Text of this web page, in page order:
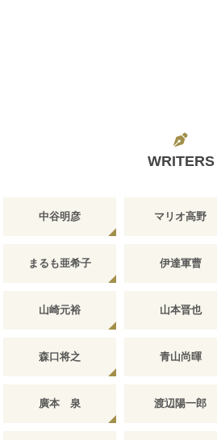
WRITERS
中谷明彦 マリオ高野
まるも亜希子 伊達軍曹
山崎元裕 山本晋也
森口将之 青山尚暉
廣本 泉 渡辺陽一郎